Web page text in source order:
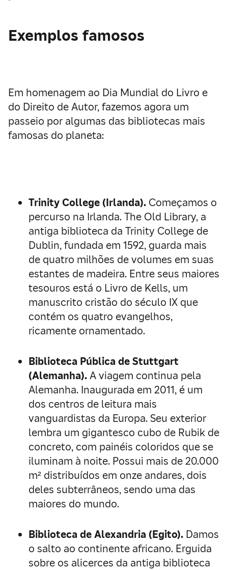
Exemplos famosos
Em homenagem ao Dia Mundial do Livro e
do Direito de Autor, fazemos agora um
passeio por algumas das bibliotecas mais
famosas do planeta:
Trinity College (Irlanda). Começamos o
percurso na Irlanda. The Old Library, a
antiga biblioteca da Trinity College de
Dublin, fundada em 1592, guarda mais
de quatro milhões de volumes em suas
estantes de madeira. Entre seus maiores
tesouros está o Livro de Kells, um
manuscrito cristão do século IX que
contém os quatro evangelhos,
ricamente ornamentado.
Biblioteca Pública de Stuttgart
(Alemanha).A viagem continua pela
Alemanha. Inaugurada em 2011, é um
dos centros de leitura mais
vanguardistas da Europa. Seu exterior
lembra um gigantesco cubo de Rubik de
concreto, com painéis coloridos que se
iluminam à noite. Possui mais de 20.000
m² distribuídos em onze andares, dois
deles subterrâneos, sendo uma das
maiores do mundo.
Biblioteca de Alexandria (Egito). Damos
o salto ao continente africano. Erguida
sobre os alicerces da antiga biblioteca